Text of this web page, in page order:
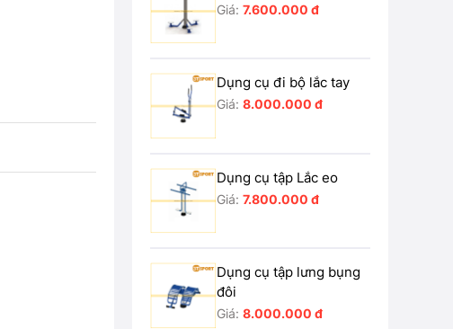
Giá: 7.600.000 đ
Dụng cụ đi bộ lắc tay
Giá: 8.000.000 đ
Dụng cụ tập Lắc eo
Giá: 7.800.000 đ
Dụng cụ tập lưng bụng
đôi
Giá: 8.000.000 đ